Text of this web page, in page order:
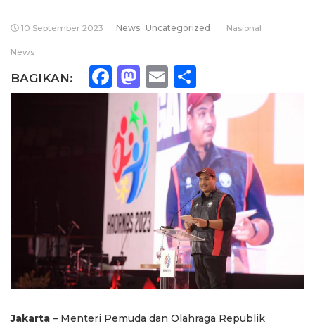
10 September 2023 News Uncategorized Nasional
News
BAGIKAN: Facebook
Mastodon
Email
Jakarta – Menteri Pemuda dan Olahraga Republik